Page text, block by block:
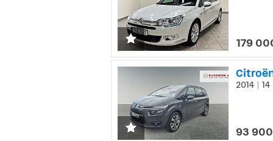
179
2014
93